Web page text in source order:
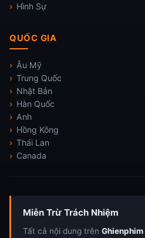
Hình Sự
QUỐC GIA
Âu Mỹ
Trung Quốc
Nhật Bản
Hàn Quốc
Anh
Hồng Kông
Thái Lan
Canada
Miễn Trừ Trách Nhiệm
Tất cả nội dung trên Ghienphim